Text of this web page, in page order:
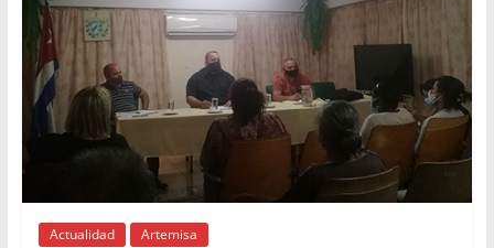
Actualidad Artemisa